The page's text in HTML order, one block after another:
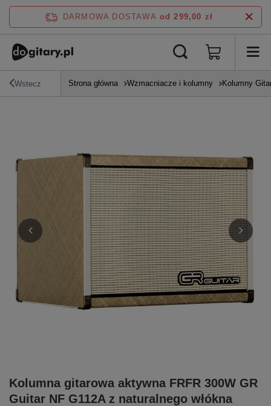
DARMOWA DOSTAWA od 299,00 zł
Wstecz Strona główna Wzmacniacze i kolumny Kolumny
Kolumna gitarowa aktywna FRFR 300W GR
Guitar NF G112A z naturalnego włókna